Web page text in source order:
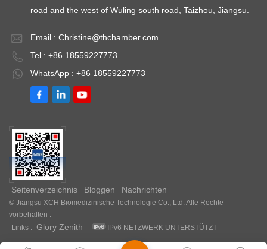
road and the west of Wuling south road, Taizhou, Jiangsu.
Email : Christine@thchamber.com
Tel : +86 18559227773
WhatsApp : +86 18559227773
Seitenverzeichnis Bloggen Nachrichten
© Jiangsu XCH Biomedizinische Technologie Co., Ltd. Alle Rechte
vorbehalten .
Links :
Glory Zenith IPv6 NETZWERK UNTERSTÜTZT